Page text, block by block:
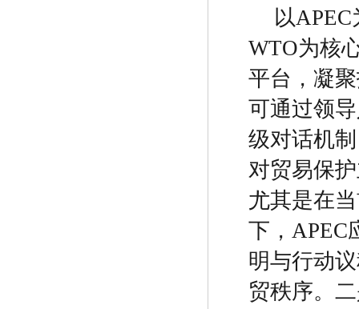
以APEC
WTO为核
平台 ， 凝
可通过领
级对话机
对贸易保
尤其是在
下， APEC
明与行动
贸秩序。